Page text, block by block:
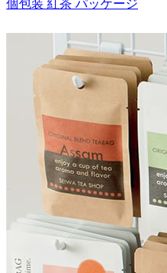
個包装 紅茶 パッケージ